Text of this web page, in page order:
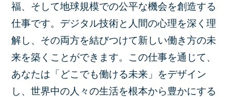
福、そして地球規模での公平な機会を創造する
仕事です。デジタル技術と人間の心理を深く理
解し、その両方を結びつけて新しい働き方の未
来を築くことができます。この仕事を通じて、
あなたは「どこでも働ける未来」をデザイン
し、世界中の人々の生活を根本から豊かにする